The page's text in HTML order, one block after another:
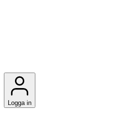
Logga in